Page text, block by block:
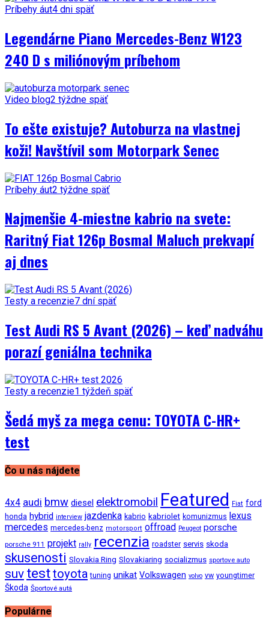
Príbehy áut4 dni späť
Legendárne Piano Mercedes-Benz W123
240 D s miliónovým príbehom
Video blog2 týždne späť
To ešte existuje? Autoburza na vlastnej
koži! Navštívil som Motorpark Senec
Príbehy áut2 týždne späť
Najmenšie 4-miestne kabrio na svete:
Raritný Fiat 126p Bosmal Maluch prekvapí
aj dnes
Testy a recenzie7 dní späť
Test Audi RS 5 Avant (2026) – keď nadváhu
porazí geniálna technika
Testy a recenzie1 týždeň späť
Šedá myš za mega cenu: TOYOTA C-HR+
test
Čo u nás nájdete
4x4 audi bmw diesel elektromobil Featured Fiat ford
honda hybrid interview jazdenka kabrio kabriolet komunizmus lexus
mercedes mercedes-benz motorsport offroad Peugeot porsche
porsche 911 projekt rally recenzia roadster servis skoda
skusenosti Slovakia Ring Slovakiaring socializmus sportove auto
suv testtoyota tuning unikat Volkswagen volvo vw youngtimer
Škoda Športové autá
Populárne